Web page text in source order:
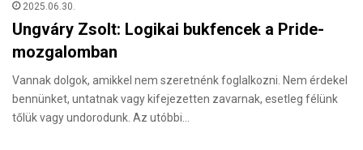
2025.06.30.
Ungváry Zsolt: Logikai bukfencek a Pride-
mozgalomban
Vannak dolgok, amikkel nem szeretnénk foglalkozni. Nem érdekel
bennünket, untatnak vagy kifejezetten zavarnak, esetleg félünk
tőlük vagy undorodunk. Az utóbbi…